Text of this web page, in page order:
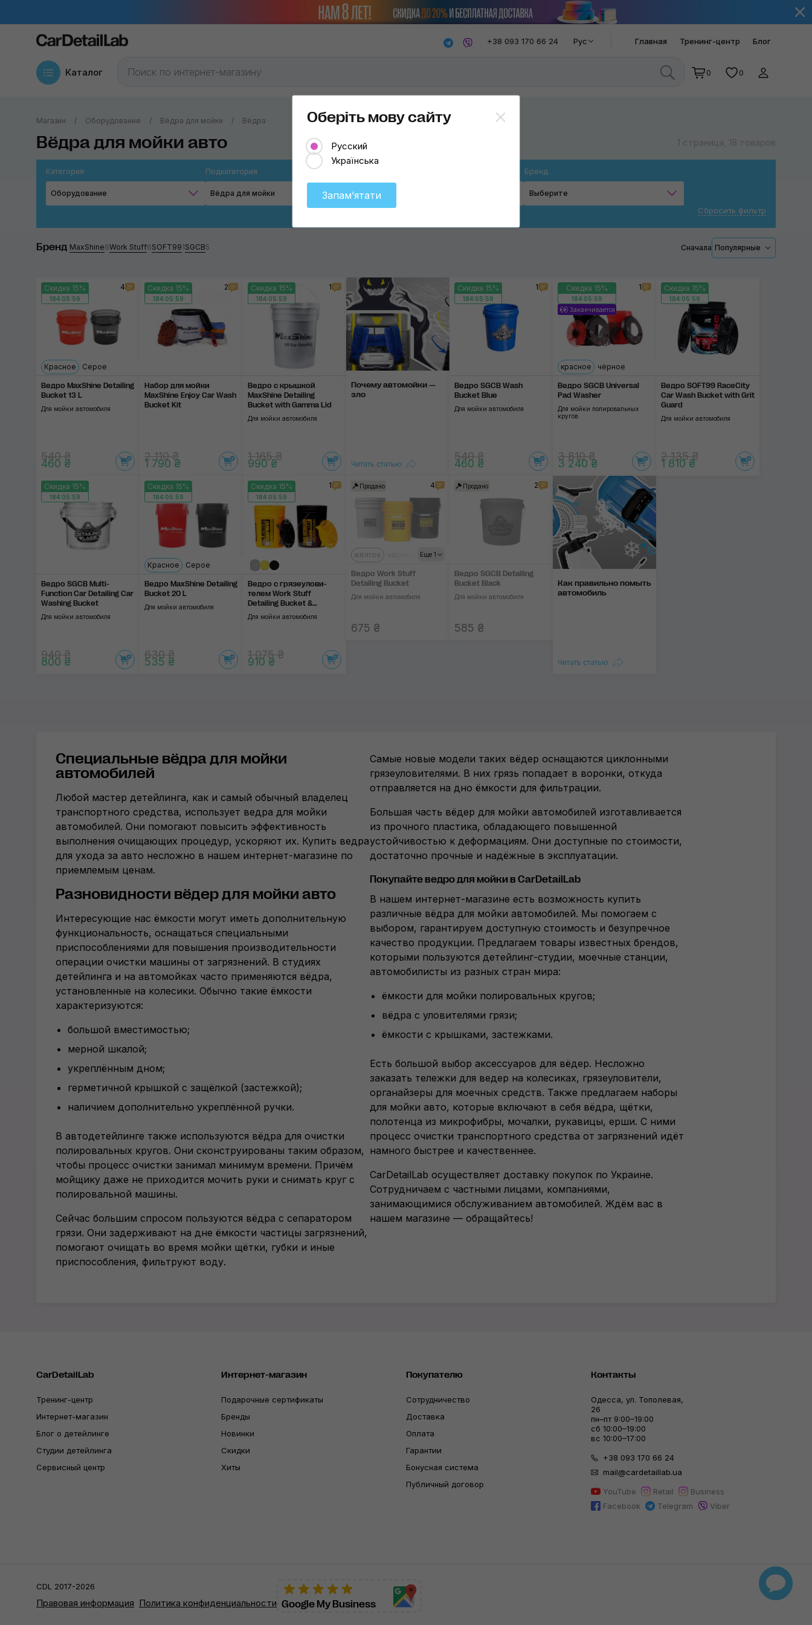
+38 093 170 66 24 Рус Главная Тренинг-центр Блог
Каталог 0 0
Магазин Оборудование Вёдра для мойки Вёдра
Вёдра для мойки авто 1 страница, 18 товаров
Категория
Оборудование
Подкатегория
Вёдра для мойки Вёдра
Органайзеры и аксессуары
Применить
Бренд
Выберите
SGCB
Применить
Сбросить фильтр
Бренд MaxShine6Work Stuff6SOFT991SGCB5 Сначала Популярные
Скидка 15%
184:05:59
4
Красное Cерое
Ведро MaxShine Detailing
Bucket 13 L
Для мойки автомобиля
540 ₴
460 ₴
Скидка 15%
184:05:59
2
Набор для мойки
MaxShine Enjoy Car Wash
Bucket Kit
2 110 ₴
1 790 ₴
Скидка 15%
184:05:59
1
Ведро с крышкой
MaxShine Detailing
Bucket with Gamma Lid
Для мойки автомобиля
1 165 ₴
990 ₴
Почему автомойки —
зло
Читать статью
Скидка 15%
184:05:59
1
Ведро SGCB Wash
Bucket Blue
Для мойки автомобиля
540 ₴
460 ₴
Скидка 15%
184:05:59
Заканчивается
1
красное чёрное
Ведро SGCB Universal
Pad Washer
Для мойки полировальных
кругов
3 810 ₴
3 240 ₴
Скидка 15%
184:05:59
Ведро SOFT99 RaceCity
Car Wash Bucket with Grit
Guard
Для мойки автомобиля
2 135 ₴
1 810 ₴
Скидка 15%
184:05:59
Ведро SGCB Multi-
Function Car Detailing Car
Washing Bucket
Для мойки автомобиля
940 ₴
800 ₴
Скидка 15%
184:05:59
Красное Серое
Ведро MaxShine Detailing
Bucket 20 L
Для мойки автомобиля
630 ₴
535 ₴
Скидка 15%
184:05:59
1
Ведро с грязеулови­
телем Work Stuff
Detailing Bucket &
Separator
Для мойки автомобиля
1 075 ₴
910 ₴
Продано 4
Еще 1
жёлтое серое
Ведро Work Stuff
Detailing Bucket
Для мойки автомобиля
675 ₴
Продано 2
Ведро SGCB Detailing
Bucket Black
Для мойки автомобиля
585 ₴
Как правильно помыть
автомобиль
Читать статью
Специальные вёдра для мойки
автомобилей
Любой мастер детейлинга, как и самый обычный владелец
транспортного средства, использует ведра для мойки
автомобилей. Они помогают повысить эффективность
выполнения очищающих процедур, ускоряют их. Купить ведра
для ухода за авто несложно в нашем интернет-магазине по
приемлемым ценам.
Разновидности вёдер для мойки авто
Интересующие нас ёмкости могут иметь дополнительную
функциональность, оснащаться специальными
приспособлениями для повышения производительности
операции очистки машины от загрязнений. В студиях
детейлинга и на автомойках часто применяются вёдра,
установленные на колесики. Обычно такие ёмкости
характеризуются:
большой вместимостью;
мерной шкалой;
укреплённым дном;
герметичной крышкой с защёлкой (застежкой);
наличием дополнительно укреплённой ручки.
В автодетейлинге также используются вёдра для очистки
полировальных кругов. Они сконструированы таким образом,
чтобы процесс очистки занимал минимум времени. Причём
мойщику даже не приходится мочить руки и снимать круг с
полировальной машины.
Сейчас большим спросом пользуются вёдра с сепаратором
грязи. Они задерживают на дне ёмкости частицы загрязнений,
помогают очищать во время мойки щётки, губки и иные
приспособления, фильтруют воду.
Самые новые модели таких вёдер оснащаются циклонными
грязеуловителями. В них грязь попадает в воронки, откуда
отправляется на дно ёмкости для фильтрации.
Большая часть вёдер для мойки автомобилей изготавливается
из прочного пластика, обладающего повышенной
устойчивостью к деформациям. Они доступные по стоимости,
достаточно прочные и надёжные в эксплуатации.
Покупайте ведро для мойки в CarDetailLab
В нашем интернет-магазине есть возможность купить
различные вёдра для мойки автомобилей. Мы помогаем с
выбором, гарантируем доступную стоимость и безупречное
качество продукции. Предлагаем товары известных брендов,
которыми пользуются детейлинг-студии, моечные станции,
автомобилисты из разных стран мира:
ёмкости для мойки полировальных кругов;
вёдра с уловителями грязи;
ёмкости с крышками, застежками.
Есть большой выбор аксессуаров для вёдер. Несложно
заказать тележки для ведер на колесиках, грязеуловители,
органайзеры для моечных средств. Также предлагаем наборы
для мойки авто, которые включают в себя вёдра, щётки,
полотенца из микрофибры, мочалки, рукавицы, ерши. С ними
процесс очистки транспортного средства от загрязнений идёт
намного быстрее и качественнее.
CarDetailLab осуществляет доставку покупок по Украине.
Сотрудничаем с частными лицами, компаниями,
занимающимися обслуживанием автомобилей. Ждём вас в
нашем магазине — обращайтесь!
CarDetailLab
Тренинг-центр
Интернет-магазин
Блог о детейлинге
Студии детейлинга
Сервисный центр
Интернет-магазин
Подарочные сертификаты
Бренды
Новинки
Скидки
Хиты
Покупателю
Сотрудничество
Доставка
Оплата
Гарантии
Бонусная система
Публичный договор
Контакты
Одесса, ул. Тополевая,
26
пн–пт 9:00–19:00
сб 10:00–19:00
вс 10:00–17:00
+38 093 170 66 24
mail@cardetaillab.ua
YouTube
Retail
Business
Facebook
Telegram Viber
CDL 2017-2026
Правовая информация Политика конфиденциальности Google My Business
Оберіть мову сайту
Русский
Українська
Запамʼятати